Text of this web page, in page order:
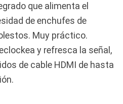
que alimenta el
de enchufes de
Muy práctico.
y refresca la señal,
de cable HDMI de hasta